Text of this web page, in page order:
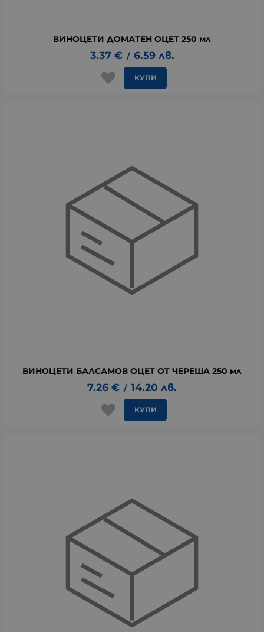
ВИНОЦЕТИ ДОМАТЕН ОЦЕТ 250 мл
3.37 € / 6.59 лв.
КУПИ
ВИНОЦЕТИ БАЛСАМОВ ОЦЕТ OT ЧЕРЕША 250 мл
7.26 € / 14.20 лв.
КУПИ